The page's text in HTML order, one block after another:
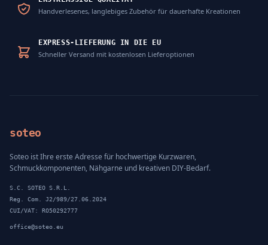
Handverlesenes, langlebiges Zubehör für dauerhafte Kreationen
EXPRESS-LIEFERUNG IN DIE EU
Schneller Versand mit kostenlosen Lieferoptionen
soteo
Soteo ist Ihre erste Adresse für hochwertige Kurzwaren,
Schmuckkomponenten, Nähgarne und kreativen DIY-Bedarf.
S.C. SOTEO S.R.L.
Reg. Com. J2/989/27.06.2024
CUI/VAT: RO50292777
office@soteo.eu